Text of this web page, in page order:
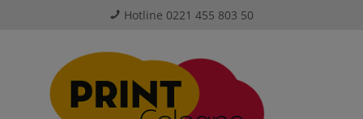
Hotline 0221 455 803 50